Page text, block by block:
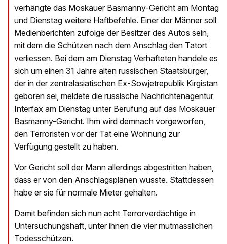
verhängte das Moskauer Basmanny-Gericht am Montag
und Dienstag weitere Haftbefehle. Einer der Männer soll
Medienberichten zufolge der Besitzer des Autos sein,
mit dem die Schützen nach dem Anschlag den Tatort
verliessen. Bei dem am Dienstag Verhafteten handele es
sich um einen 31 Jahre alten russischen Staatsbürger,
der in der zentralasiatischen Ex-Sowjetrepublik Kirgistan
geboren sei, meldete die russische Nachrichtenagentur
Interfax am Dienstag unter Berufung auf das Moskauer
Basmanny-Gericht. Ihm wird demnach vorgeworfen,
den Terroristen vor der Tat eine Wohnung zur
Verfügung gestellt zu haben.
Vor Gericht soll der Mann allerdings abgestritten haben,
dass er von den Anschlagsplänen wusste. Stattdessen
habe er sie für normale Mieter gehalten.
Damit befinden sich nun acht Terrorverdächtige in
Untersuchungshaft, unter ihnen die vier mutmasslichen
Todesschützen.